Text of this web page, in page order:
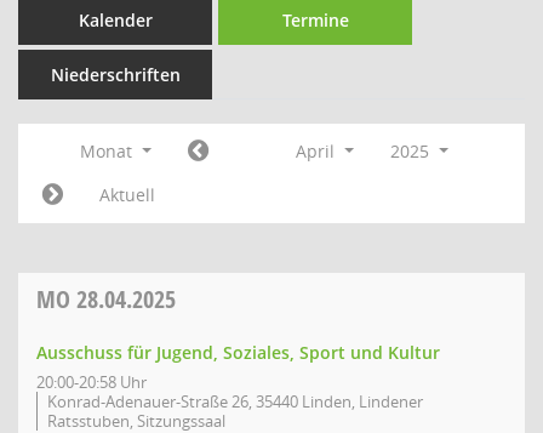
Kalender Termine
Niederschriften
Monat April
2025
Aktuell
MO 28.04.2025
Ausschuss für Jugend, Soziales, Sport und Kultur
20:00-20:58 Uhr
Konrad-Adenauer-Straße 26, 35440 Linden, Lindener
Ratsstuben, Sitzungssaal